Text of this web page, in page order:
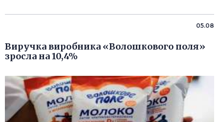
05.08
Виручка виробника «Волошкового поля»
зросла на 10,4%